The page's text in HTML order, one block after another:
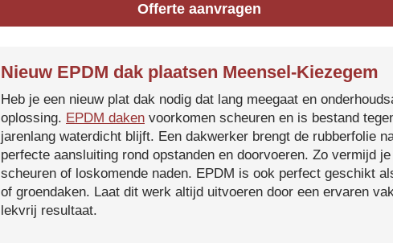
Offerte aanvragen
Nieuw EPDM dak plaatsen Meensel-Kiezegem
Heb je een nieuw plat dak nodig dat lang meegaat en
oplossing. EPDM daken voorkomen scheuren en is bestand
jarenlang waterdicht blijft. Een dakwerker brengt de rubberfolie
perfecte aansluiting rond opstanden en doorvoeren. Zo vermijd
scheuren of loskomende naden. EPDM is ook perfect geschikt
of groendaken. Laat dit werk altijd uitvoeren door een ervaren
lekvrij resultaat.